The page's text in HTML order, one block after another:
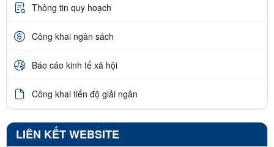
Thông tin quy hoạch
Công khai ngân sách
Báo cáo kinh tế xã hội
Công khai tiến độ giải ngân
LIÊN KẾT WEBSITE